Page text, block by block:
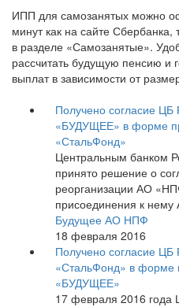
ИПП для самозанятых можно
минут как на сайте
в разделе «Самозанятые».
рассчитать будущую пенсию и
выплат в зависимости от
Получено согласие
«БУДУЩЕЕ» в форме
«СтальФонд»
Центральным банком
принято решение о
реорганизации АО
присоединения к
Будущее АО НПФ
18 февраля 2016
Получено согласие
«СтальФонд» в форме
«БУДУЩЕЕ»
17 февраля 2016 года